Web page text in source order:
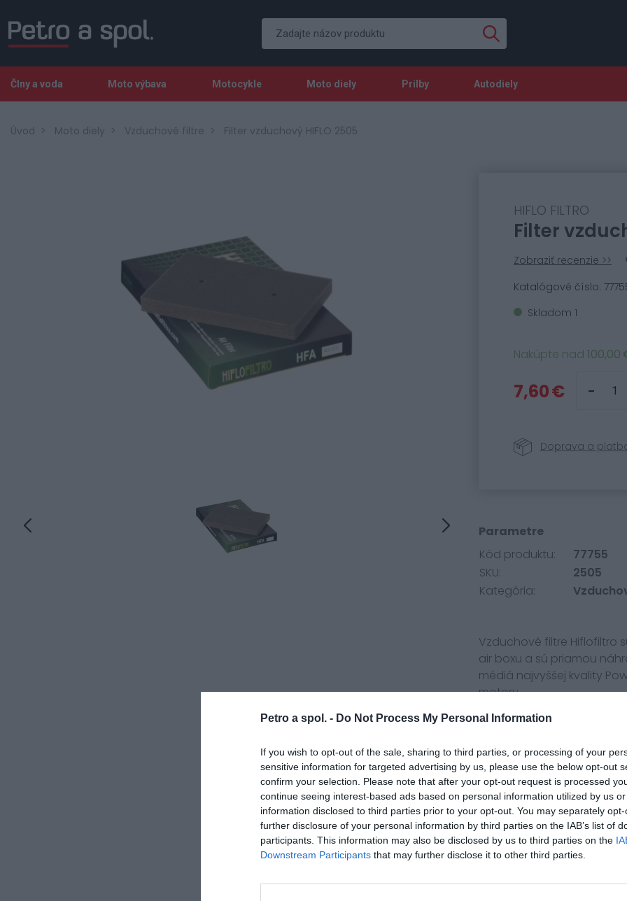
Petro a spol. - Do Not Process My Personal Information
If you wish to opt-out of the sale, sharing to third parties, or processing of your
sensitive information for targeted advertising by us, please use the below opt-out
confirm your selection. Please note that after your opt-out request is processed
continue seeing interest-based ads based on personal information utilized by us
information disclosed to third parties prior to your opt-out. You may separately
further disclosure of your personal information by third parties on the IAB’s list of
participants. This information may also be disclosed by us to third parties on the
Downstream Participants that may further disclose it to other third parties.
Člny a voda Moto výbava Motocykle Moto diely Prilby Autodiely
Úvod Moto diely Vzduchové filtre Filter vzduchový HIFLO 2505
HIFLO FILTRO
Filter
Zobraziť recenzie >>
Katalógové číslo:
Skladom 1
Nakúpte nad 100,00
7,60 €
Doprava a
Parametre
Kód produktu:
77755
SKU:
2505
Kategória:
Vzduchové filtre Hiflofiltro
air boxu a sú priamou
médiá najvyššej kvality
motory.
Náhrada originálnych filtrov:
Kawasaki 11013-0020
Kawasaki Motorcycle
EX250
EX250 K8F,K9F,KAF,KBF,KCF
EX250 (EX250R Ninja)
EX300
EX300 AES,AESA,AFA,AFSA
EX300